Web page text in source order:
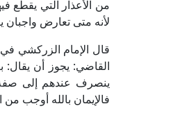
من الأعذار التي يقطع
لأنه متى تعارض واجبان
القاضي: يجوز أن
ينصرف عندهم إلى صفة
فالإيمان بالله أوجب من